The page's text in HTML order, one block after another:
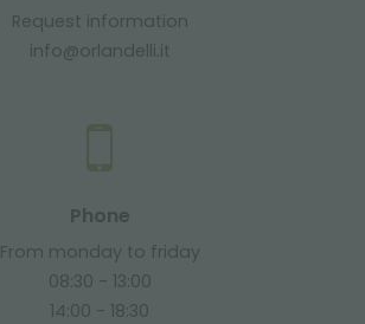
Request information
info@orlandelli.it
Phone
From monday to friday
08:30 - 13:00
14:00 - 18:30